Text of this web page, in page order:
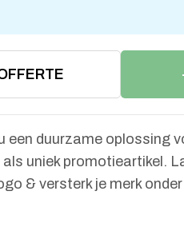
een duurzame oplossing
uniek promotieartikel.
& versterk je merk